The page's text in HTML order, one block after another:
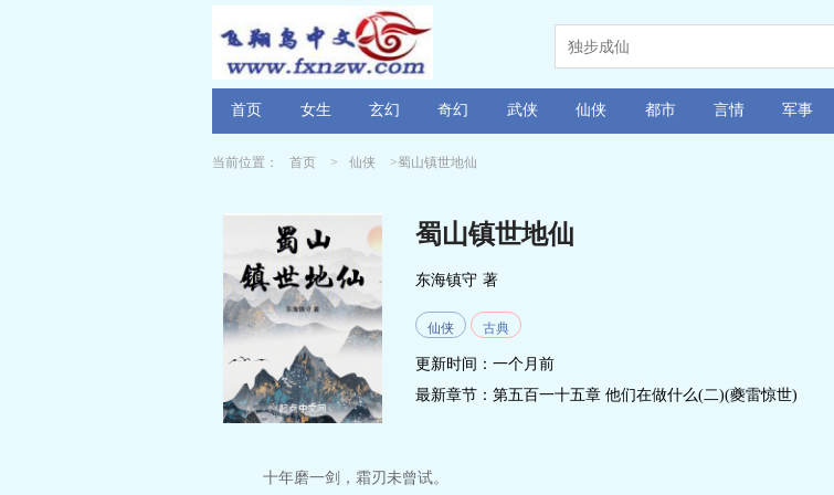
首页 女生 玄幻 奇幻 武侠 仙侠 都市 言情 军事
当前位置： 首页 > 仙侠 >蜀山镇世地仙
蜀山镇世地仙
东海镇守 著
仙侠 古典
更新时间：一个月前
最新章节： 第五百一十五章 他们在做什么(二)(夔雷惊世)
十年磨一剑，霜刃未曾试。